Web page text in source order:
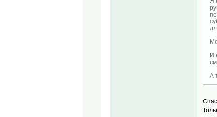
И
А